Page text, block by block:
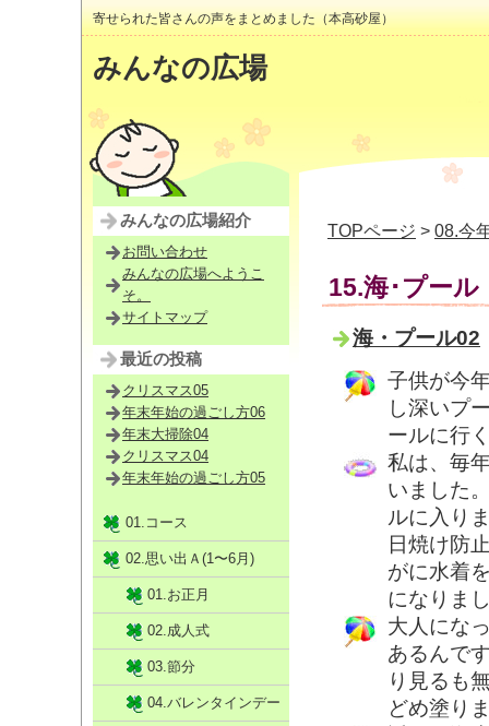
寄せられた皆さんの声をまとめました（本高砂屋）
みんなの広場
TOPページ > 08.今
15.海･プール
海・プール02
子供が今
し深いプ
ールに行
私は、毎
いました
ルに入り
日焼け防
がに水着
になりま
大人にな
あるんで
り見るも
どめ塗り
みんなの広場紹介
お問い合わせ
みんなの広場へようこ
そ。
サイトマップ
最近の投稿
クリスマス05
年末年始の過ごし方06
年末大掃除04
クリスマス04
年末年始の過ごし方05
01.コース
02.思い出Ａ(1〜6月)
01.お正月
02.成人式
03.節分
04.バレンタインデー